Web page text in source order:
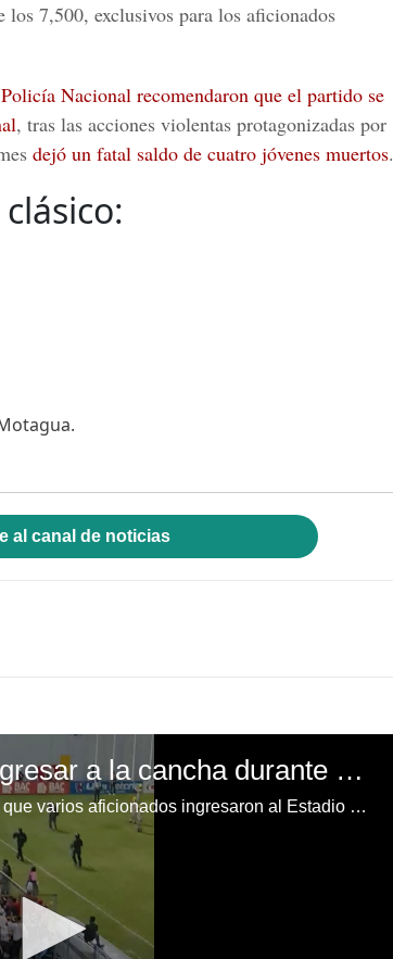
7,500, exclusivos para los aficionados
Nacional recomendaron que el partido se
, tras las acciones violentas protagonizadas por
dejó un fatal saldo de cuatro jóvenes muertos.
al canal de noticias
Aficionados intentan ingresar a la cancha durante el clásico de Olimpia y Motagua
Así quedó registrado el momento en que varios aficionados ingresaron al Estadio Morazán durante el partido entre Olimpia y Motagua.